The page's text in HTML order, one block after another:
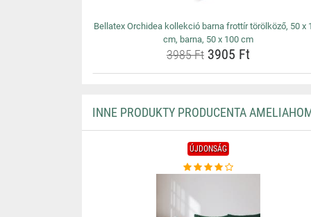
Bellatex Orchidea kollekció barna frottír törölköző, 50 x
cm, barna, 50 x 100 cm
3985 Ft3905 Ft
INNE PRODUKTY PRODUCENTA
ÚJDONSÁG